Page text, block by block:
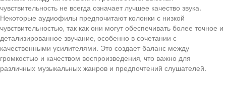
чувствительность не всегда означает лучшее качество звука.
Некоторые аудиофилы предпочитают колонки с низкой
чувствительностью, так как они могут обеспечивать более точное и
детализированное звучание, особенно в сочетании с
качественными усилителями. Это создает баланс между
громкостью и качеством воспроизведения, что важно для
различных музыкальных жанров и предпочтений слушателей.